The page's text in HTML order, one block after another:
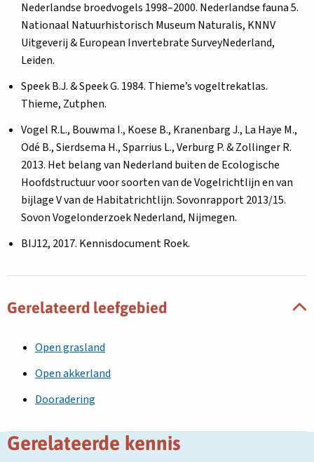
Nederlandse broedvogels 1998–2000. Nederlandse fauna 5.
Nationaal Natuurhistorisch Museum Naturalis, KNNV
Uitgeverij & European Invertebrate SurveyNederland,
Leiden.
Speek B.J. & Speek G. 1984. Thieme’s vogeltrekatlas.
Thieme, Zutphen.
Vogel R.L., Bouwma I., Koese B., Kranenbarg J., La Haye M.,
Odé B., Sierdsema H., Sparrius L., Verburg P. & Zollinger R.
2013. Het belang van Nederland buiten de Ecologische
Hoofdstructuur voor soorten van de Vogelrichtlijn en van
bijlage V van de Habitatrichtlijn. Sovonrapport 2013/15.
Sovon Vogelonderzoek Nederland, Nijmegen.
BIJ12, 2017. Kennisdocument Roek.
Gerelateerd leefgebied
Open grasland
Open akkerland
Dooradering
Gerelateerde kennis